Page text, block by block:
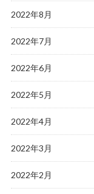
2022年8月
2022年7月
2022年6月
2022年5月
2022年4月
2022年3月
2022年2月